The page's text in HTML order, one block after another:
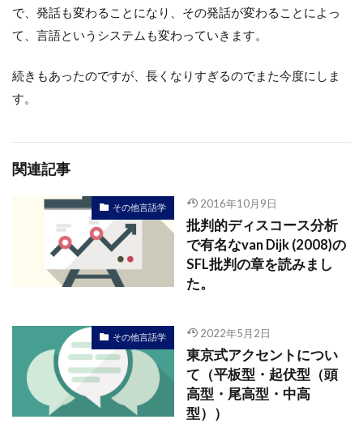
で、発話も変わることになり、その発話が変わることによっ
て、言語というシステムも変わっていきます。
続きもあったのですが、長くなりすぎるのでまた今度にしま
す。
関連記事
その他言語学 2016年10月9日
批判的ディスコース分析
で有名なvan Dijk (2008)の
SFL批判の章を読みまし
た。
その他言語学 2022年5月2日
東京式アクセントについ
て（平板型・起伏型（頭
高型・尾高型・中高
型））